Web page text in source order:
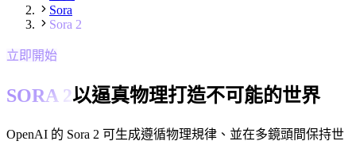
Sora
Sora 2
立即開始
SORA 2以逼真物理打造不可能的世界
OpenAI 的 Sora 2 可生成遵循物理規律、並在多鏡頭間保持世